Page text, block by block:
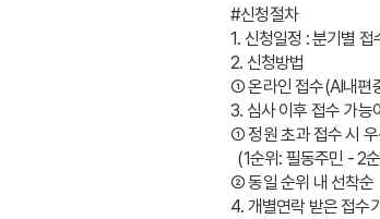
#신청절차
1. 신청일정 : 분기별
2. 신청방법
➀ 온라인 접수(AI내편
3. 심사 이후 접수 가능
➀ 정원 초과 접수 시
(1순위: 필동주민 -
➁ 동일 순위 내 선착순
4. 개별연락 받은 접수